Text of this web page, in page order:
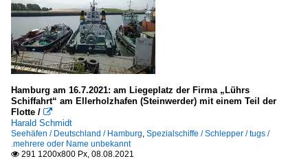
Containerschiffe
.Name unbekannt
A
E
F
H
Hamburg am 16.7.2021: am Liegeplatz der Firma „Lührs
Schiffahrt“ am Ellerholzhafen (Steinwerder) mit einem Teil der
Flotte / 
Harald Schmidt
Seehäfen / Deutschland / Hamburg, Spezialschiffe / Schlepper / tugs /
.mehrere oder Name unbekannt
 291 1200x800 Px, 08.08.2021